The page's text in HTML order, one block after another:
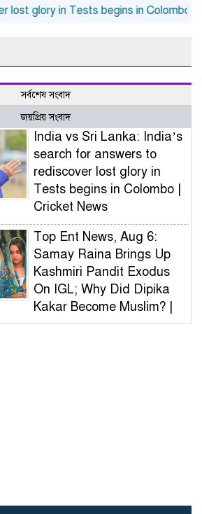
glory in Tests begins in Colombo |
সর্বশেষ সংবাদ
জয়প্রিয় সংবাদ
India vs Sri Lanka: India’s
search for answers to
rediscover lost glory in
Tests begins in Colombo |
Cricket News
Top Ent News, Aug 6:
Samay Raina Brings Up
Kashmiri Pandit Exodus
On IGL; Why Did Dipika
Kakar Become Muslim? |